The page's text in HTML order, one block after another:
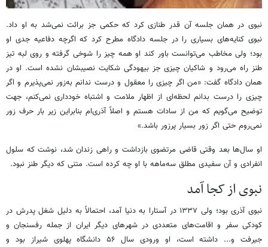
نبوی در همان جلسه آن قدر طنازی کرد که حکمی جز برائت نمی‌شد به او داد.
نبوی کنایه‌های بسیاری را در جلسه دادگاه مطرح کرد که اگرچه دفاعیه جدی او
بود؛ ولی مخاطب می‌توانست باور کند او همه چیز را شوخی گرفته و روی لبه تیز
طنز راه می‌رود و شاکیان چیزی جز بیهودگی شکایت نصیبشان نشده است. او در
همان دادگاه گفت: «من اگر چیزی را معقول و درست ندانم به‌زور نمی‌پذیرم و اگر
چیزی را درست بدانم لحظه‌ای از اظهار ملامت و اشتباه خودداری نمی‌کنم، جهت
توضیح می‌گویم که من از سادات هستم و اصلاً آذری‌ام بنابراین زیر بار حرف زور
نمی‌روم حتی اگر زور بسیار پرزور باشد.»
او سال‌ها بعد وقتی قاضی مرتضوی بازداشت و راهی زندان شد، نوشت که سلول
انفرادی و آن سفیدی مطلق سه‌ماهه با او چه کرده است. متنی که دیگر طنز نبود.
نبوی از کجا آمد
نبوی آذری بود؛ ولی ۱۳۳۷ در آستارا به دنیا آمد، احتمالاً به دلیل شغل پدرش در
کودکی سفر و اقامت‌های متعددی در شهرهای دیگر ایران از جمله رفسنجان و
جیرفت و... داشته است، او ورودی سال ۵۶ دانشگاه پهلوی شیراز بود و